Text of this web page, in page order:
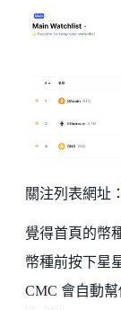
關注列表網址：
覺得首頁的幣
幣種前按下星
CMC 會自動